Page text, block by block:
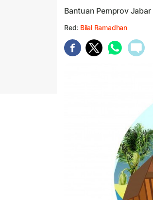
Bantuan Pemprov
Red: Bilal Ramadhan